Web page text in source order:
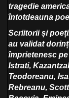
tragedie
întotdeauna
Scriitorii și
au validat
împrietenesc
Istrati,
Teodoreanu,
Rebreanu,